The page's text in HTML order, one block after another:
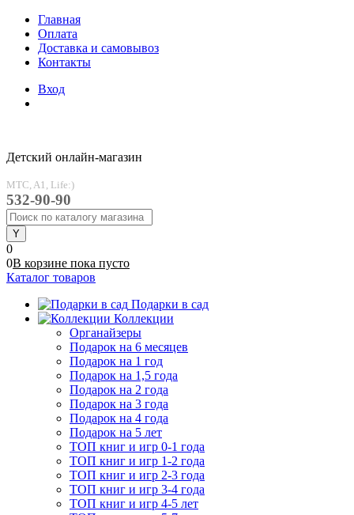
Главная
Оплата
Доставка и самовывоз
Контакты
Вход
Детский онлайн-магазин
MTC, A1, Life:)
532-90-90
0
0В корзине пока пусто
Каталог товаров
Подарки в сад
Коллекции
Органайзеры
Подарок на 6 месяцев
Подарок на 1 год
Подарок на 1,5 года
Подарок на 2 года
Подарок на 3 года
Подарок на 4 года
Подарок на 5 лет
ТОП книг и игр 0-1 года
ТОП книг и игр 1-2 года
ТОП книг и игр 2-3 года
ТОП книг и игр 3-4 года
ТОП книг и игр 4-5 лет